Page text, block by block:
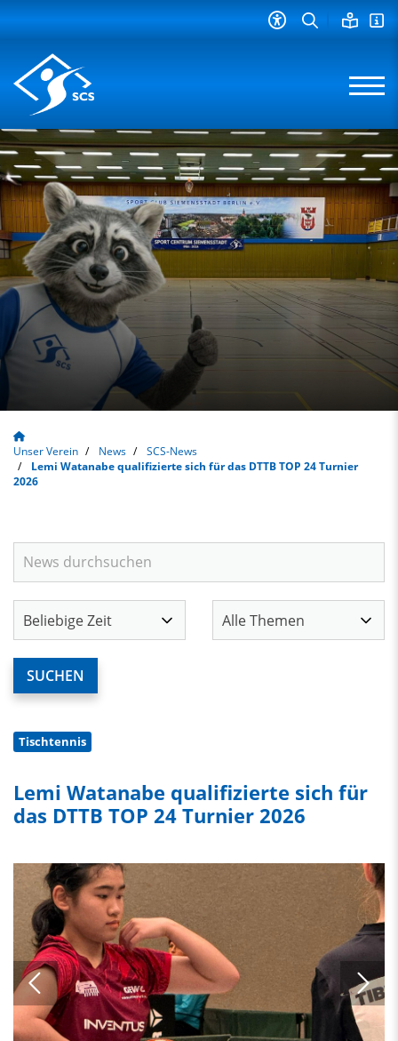
Unser Verein News
SCS-News
Lemi Watanabe qualifizierte sich für das DTTB TOP 24 Turnier
2026
Tischtennis
Lemi Watanabe qualifizierte sich für
das DTTB TOP 24 Turnier 2026